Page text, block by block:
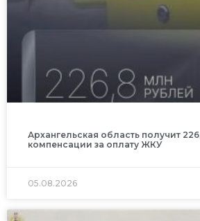
Архангельская область получит
компенсации за оплату ЖКУ
05.08.2026